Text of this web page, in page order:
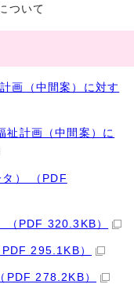
ついて
画（中間案）に対す
計画（中間案）に
） （PDF
PDF 320.3KB）
295.1KB）
PDF 278.2KB）